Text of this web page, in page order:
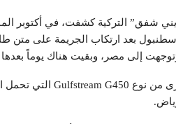
شفق” التركية كشفت، في أكتوبر